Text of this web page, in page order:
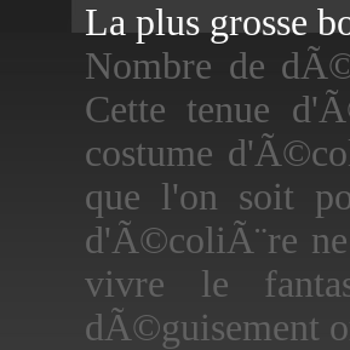
La plus grosse
Nombre de
Cette tenue
costume
que l'on soit
d'Ã©coliÃ¨re
vivre le
dÃ©guisement